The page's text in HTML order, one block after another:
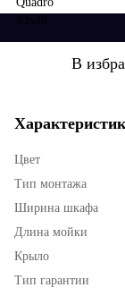
В
Цвет
Тип монтажа
Ширина шкафа
Длина мойки
Крыло
Тип гарантии